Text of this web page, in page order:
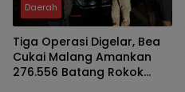
Daerah
Tiga Operasi Digelar, Bea
Cukai Malang Amankan
276.556 Batang Rokok